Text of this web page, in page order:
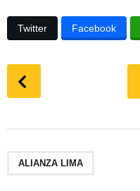
Twitter Facebook
o
ALIANZA LIMA